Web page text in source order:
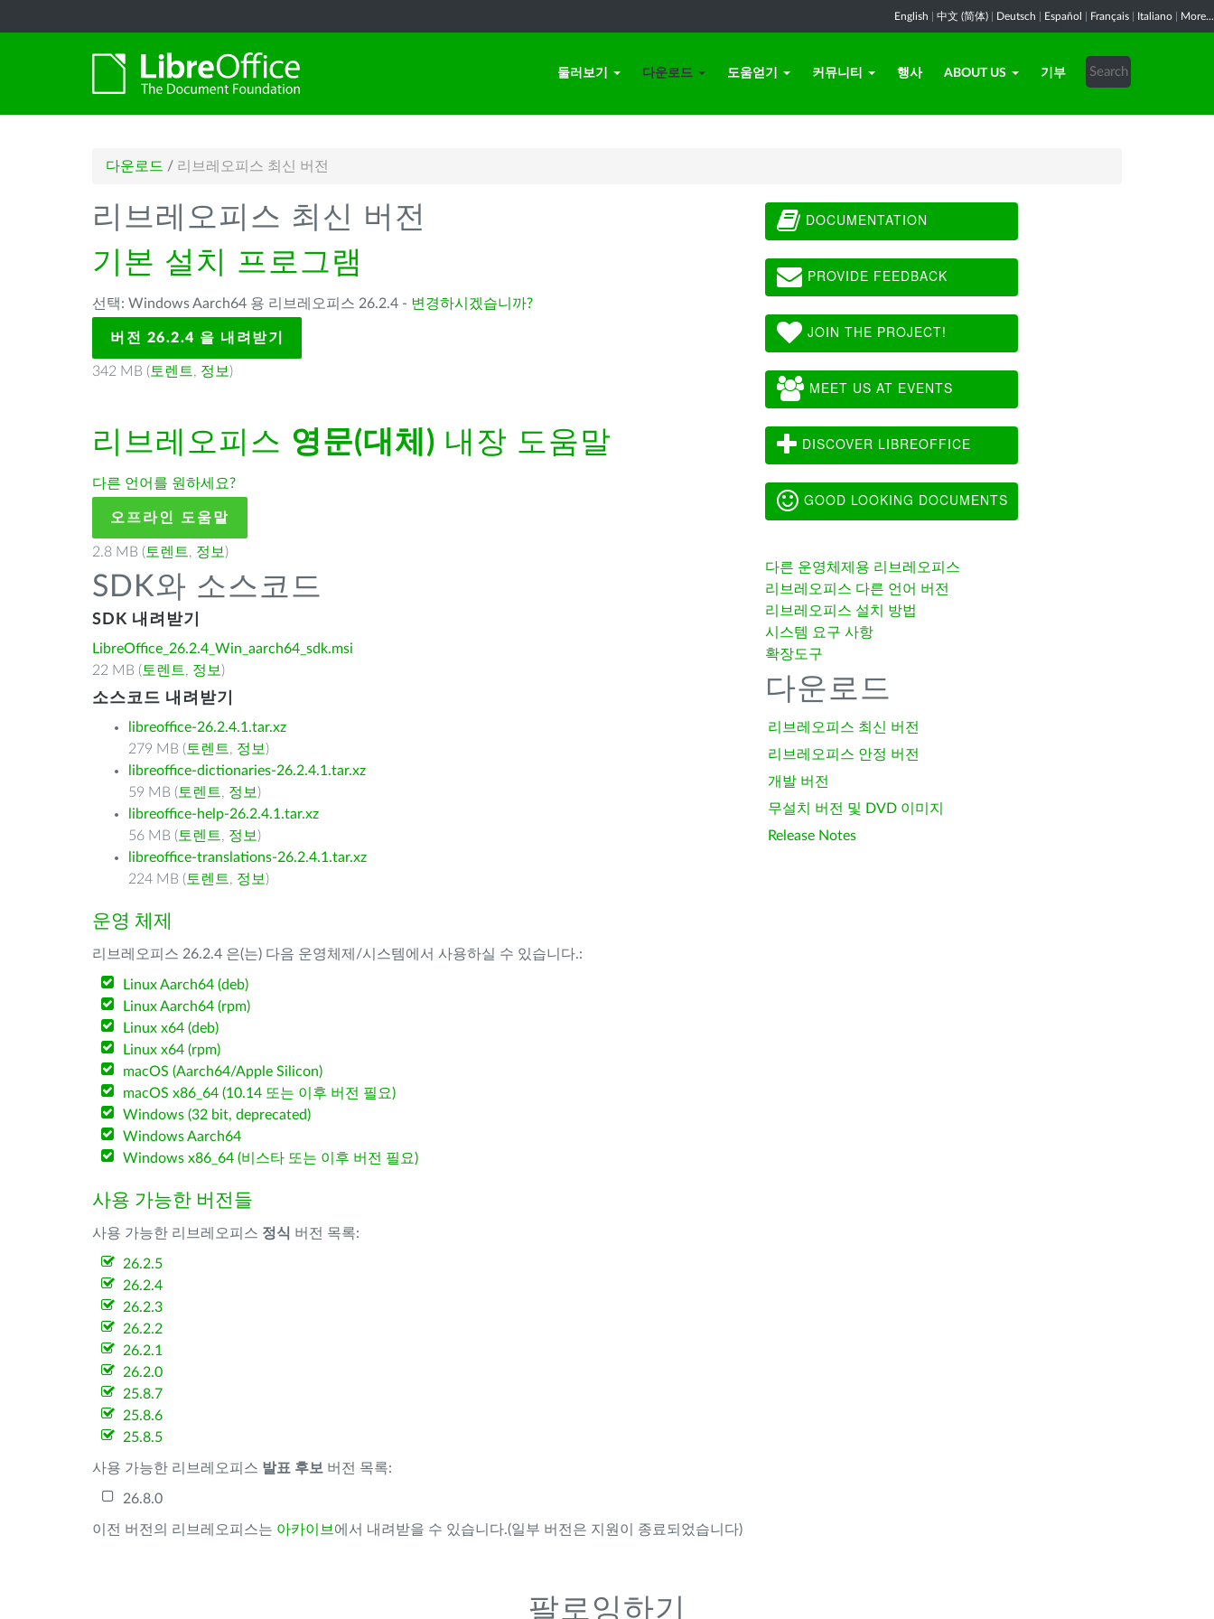
English 中文 (简体) Deutsch Español Français Italiano More...
둘러보기 다운로드 도움얻기 커뮤니티 행사 ABOUT US 기부
다운로드 / 리브레오피스 최신 버전
리브레오피스 최신 버전
기본 설치 프로그램
선택: Windows Aarch64 용 리브레오피스 26.2.4 - 변경하시겠습니까?
버전 26.2.4 을 내려받기
342 MB ( 토렌트, 정보 )
리브레오피스 영문(대체) 내장 도움말
다른 언어를 원하세요?
오프라인 도움말
2.8 MB ( 토렌트, 정보 )
SDK와 소스코드
SDK 내려받기
LibreOffice_26.2.4_Win_aarch64_sdk.msi
22 MB ( 토렌트, 정보 )
소스코드 내려받기
libreoffice-26.2.4.1.tar.xz
279 MB ( 토렌트, 정보 )
libreoffice-dictionaries-26.2.4.1.tar.xz
59 MB ( 토렌트, 정보 )
libreoffice-help-26.2.4.1.tar.xz
56 MB ( 토렌트, 정보 )
libreoffice-translations-26.2.4.1.tar.xz
224 MB ( 토렌트, 정보 )
운영 체제
리브레오피스 26.2.4 은(는) 다음 운영체제/시스템에서 사용하실 수 있습니다.:
Linux Aarch64 (deb)
Linux Aarch64 (rpm)
Linux x64 (deb)
Linux x64 (rpm)
macOS (Aarch64/Apple Silicon)
macOS x86_64 (10.14 또는 이후 버전 필요)
Windows (32 bit, deprecated)
Windows Aarch64
Windows x86_64 (비스타 또는 이후 버전 필요)
사용 가능한 버전들
사용 가능한 리브레오피스 정식 버전 목록:
26.2.5
26.2.4
26.2.3
26.2.2
26.2.1
26.2.0
25.8.7
25.8.6
25.8.5
사용 가능한 리브레오피스 발표 후보 버전 목록:
26.8.0
이전 버전의 리브레오피스는 아카이브 에서 내려받을 수 있습니다.(일부 버전은 지원이 종료되었습니다)
DOCUMENTATION
PROVIDE FEEDBACK
JOIN THE PROJECT!
MEET US AT EVENTS
DISCOVER LIBREOFFICE
GOOD LOOKING DOCUMENTS
다른 운영체제용 리브레오피스
리브레오피스 다른 언어 버전
리브레오피스 설치 방법
시스템 요구 사항
확장도구
다운로드
리브레오피스 최신 버전
리브레오피스 안정 버전
개발 버전
무설치 버전 및 DVD 이미지
Release Notes
팔로잉하기